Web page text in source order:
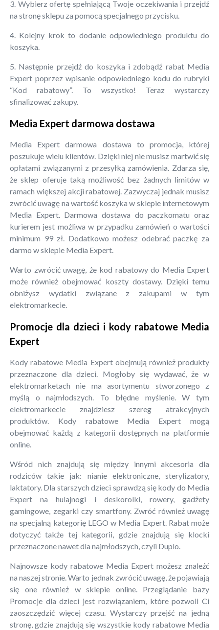
3. Wybierz ofertę spełniającą Twoje oczekiwania i przejdź
na stronę sklepu za pomocą specjalnego przycisku.
4. Kolejny krok to dodanie odpowiedniego produktu do
koszyka.
5. Następnie przejdź do koszyka i zdobądź rabat Media
Expert poprzez wpisanie odpowiedniego kodu do rubryki
“Kod rabatowy”. To wszystko! Teraz wystarczy
sfinalizować zakupy.
Media Expert darmowa dostawa
Media Expert darmowa dostawa to promocja, której
poszukuje wielu klientów. Dzięki niej nie musisz martwić się
opłatami związanymi z przesyłką zamówienia. Zdarza się,
że sklep oferuje taką możliwość bez żadnych limitów w
ramach większej akcji rabatowej. Zazwyczaj jednak musisz
zwrócić uwagę na wartość koszyka w sklepie internetowym
Media Expert. Darmowa dostawa do paczkomatu oraz
kurierem jest możliwa w przypadku zamówień o wartości
minimum 99 zł. Dodatkowo możesz odebrać paczkę za
darmo w sklepie Media Expert.
Warto zwrócić uwagę, że kod rabatowy do Media Expert
może również obejmować koszty dostawy. Dzięki temu
obniżysz wydatki związane z zakupami w tym
elektromarkecie.
Promocje dla dzieci i kody rabatowe Media
Expert
Kody rabatowe Media Expert obejmują również produkty
przeznaczone dla dzieci. Mogłoby się wydawać, że w
elektromarketach nie ma asortymentu stworzonego z
myślą o najmłodszych. To błędne myślenie. W tym
elektromarkecie znajdziesz szereg atrakcyjnych
produktów. Kody rabatowe Media Expert mogą
obejmować każdą z kategorii dostępnych na platformie
online.
Wśród nich znajdują się między innymi akcesoria dla
rodziców takie jak: nianie elektroniczne, sterylizatory,
laktatory. Dla starszych dzieci sprawdzą się kody do Media
Expert na hulajnogi i deskorolki, rowery, gadżety
gamingowe, zegarki czy smartfony. Zwróć również uwagę
na specjalną kategorię LEGO w Media Expert. Rabat może
dotyczyć także tej kategorii, gdzie znajdują się klocki
przeznaczone nawet dla najmłodszych, czyli Duplo.
Najnowsze kody rabatowe Media Expert możesz znaleźć
na naszej stronie. Warto jednak zwrócić uwagę, że pojawiają
się one również w sklepie online. Przeglądanie bazy
Promocje dla dzieci jest rozwiązaniem, które pozwoli Ci
zaoszczędzić więcej czasu. Wystarczy przejść na jedną
stronę, gdzie znajdują się wszystkie kody rabatowe Media